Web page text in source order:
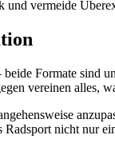
und vermeide
Formate sind
vereinen alles,
nicht nur